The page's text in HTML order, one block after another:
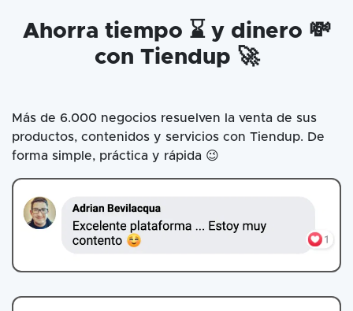
Ahorra tiempo ⌛ y dinero 💸
con Tiendup 🚀
Más de 6.000 negocios resuelven la venta de sus
productos, contenidos y servicios con Tiendup. De
forma simple, práctica y rápida 😉